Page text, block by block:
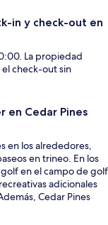
in y check-out en
La propiedad
check-out sin
en Cedar Pines
en los alrededores,
en trineo. En los
en el campo de golf
adicionales
Cedar Pines